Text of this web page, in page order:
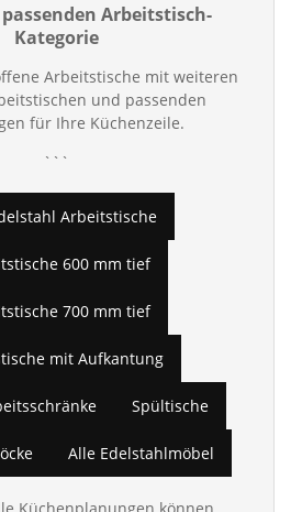
Arbeitstisch-
Kategorie
Arbeitstische mit weiteren
und passenden
für Ihre Küchenzeile.
```
Arbeitstische
600 mm tief
700 mm tief
mit Aufkantung
Spültische
Alle Edelstahlmöbel
Küchenplanungen können